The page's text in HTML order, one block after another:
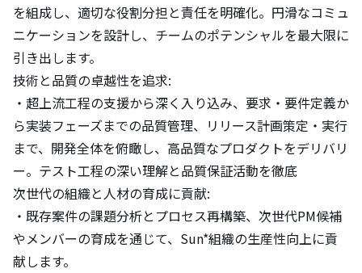
を組成し、適切な役割分担と責任を明確化。円滑なコミュ
ニケーションを設計し、チームのポテンシャルを最大限に
引き出します。
技術と品質の卓越性を追求:
・超上流工程の支援から深く入り込み、要求・要件定義か
ら実装フェーズまでの品質管理、リリース計画策定・実行
まで、開発全体を俯瞰し、高品質なプロダクトをデリバリ
ー。テスト工程の深い理解と品質保証活動を徹底
次世代の組織と人材の育成に貢献:
・既存案件の課題分析とプロセス再構築、次世代PM候補
やメンバーの育成を通じて、Sun*組織の生産性向上に貢
献します。